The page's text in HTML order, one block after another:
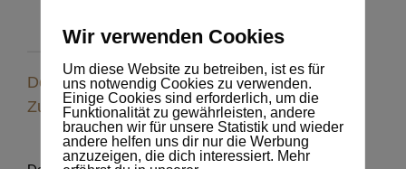
Der Reitsport im Jahr 2030 – Eine
Zukunftsversion
Wir verwenden Cookies
Um diese Website zu betreiben, ist es für
uns notwendig Cookies zu verwenden.
Einige Cookies sind erforderlich, um die
Funktionalität zu gewährleisten, andere
brauchen wir für unsere Statistik und wieder
andere helfen uns dir nur die Werbung
anzuzeigen, die dich interessiert. Mehr